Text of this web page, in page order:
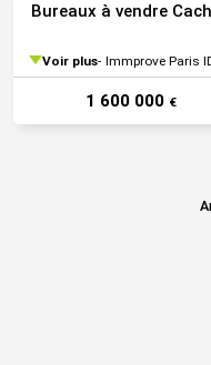
Bureaux à vendre
Voir plus Immprove Paris
1 600 000 €